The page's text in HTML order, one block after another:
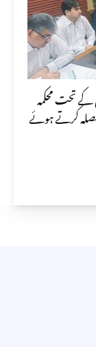
کے تحت محکمہ
کرتے ہوئے